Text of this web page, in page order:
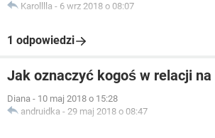
Karolllla - 6 wrz 2018 o 08:07
1 odpowiedzi
Jak oznaczyć kogoś w relacji
Diana - 10 maj 2018 o 15:28
andruidka - 29 maj 2018 o 08:47